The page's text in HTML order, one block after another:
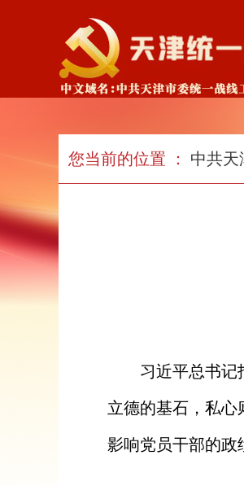
您当前的位置 ： 中共天
习近平总书记
立德的基石，私心
影响党员干部的政